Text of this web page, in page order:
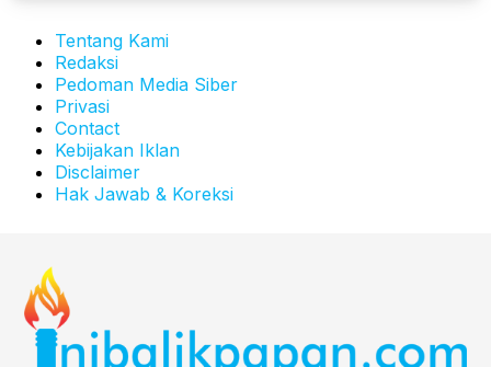
Tentang Kami
Redaksi
Pedoman Media Siber
Privasi
Contact
Kebijakan Iklan
Disclaimer
Hak Jawab & Koreksi